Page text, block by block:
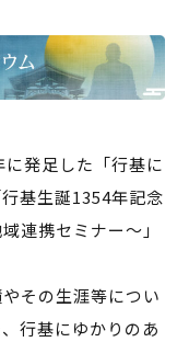
発足した「行基に
基生誕1354年記念
連携セミナー～」
その生涯等につい
行基にゆかりのあ